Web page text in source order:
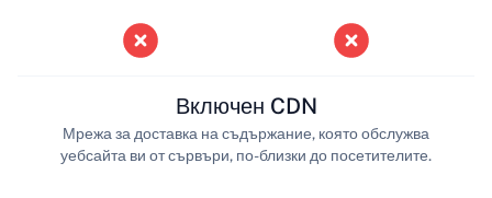
Включен CDN
Мрежа за доставка на съдържание, която обслужва
уебсайта ви от сървъри, по-близки до посетителите.